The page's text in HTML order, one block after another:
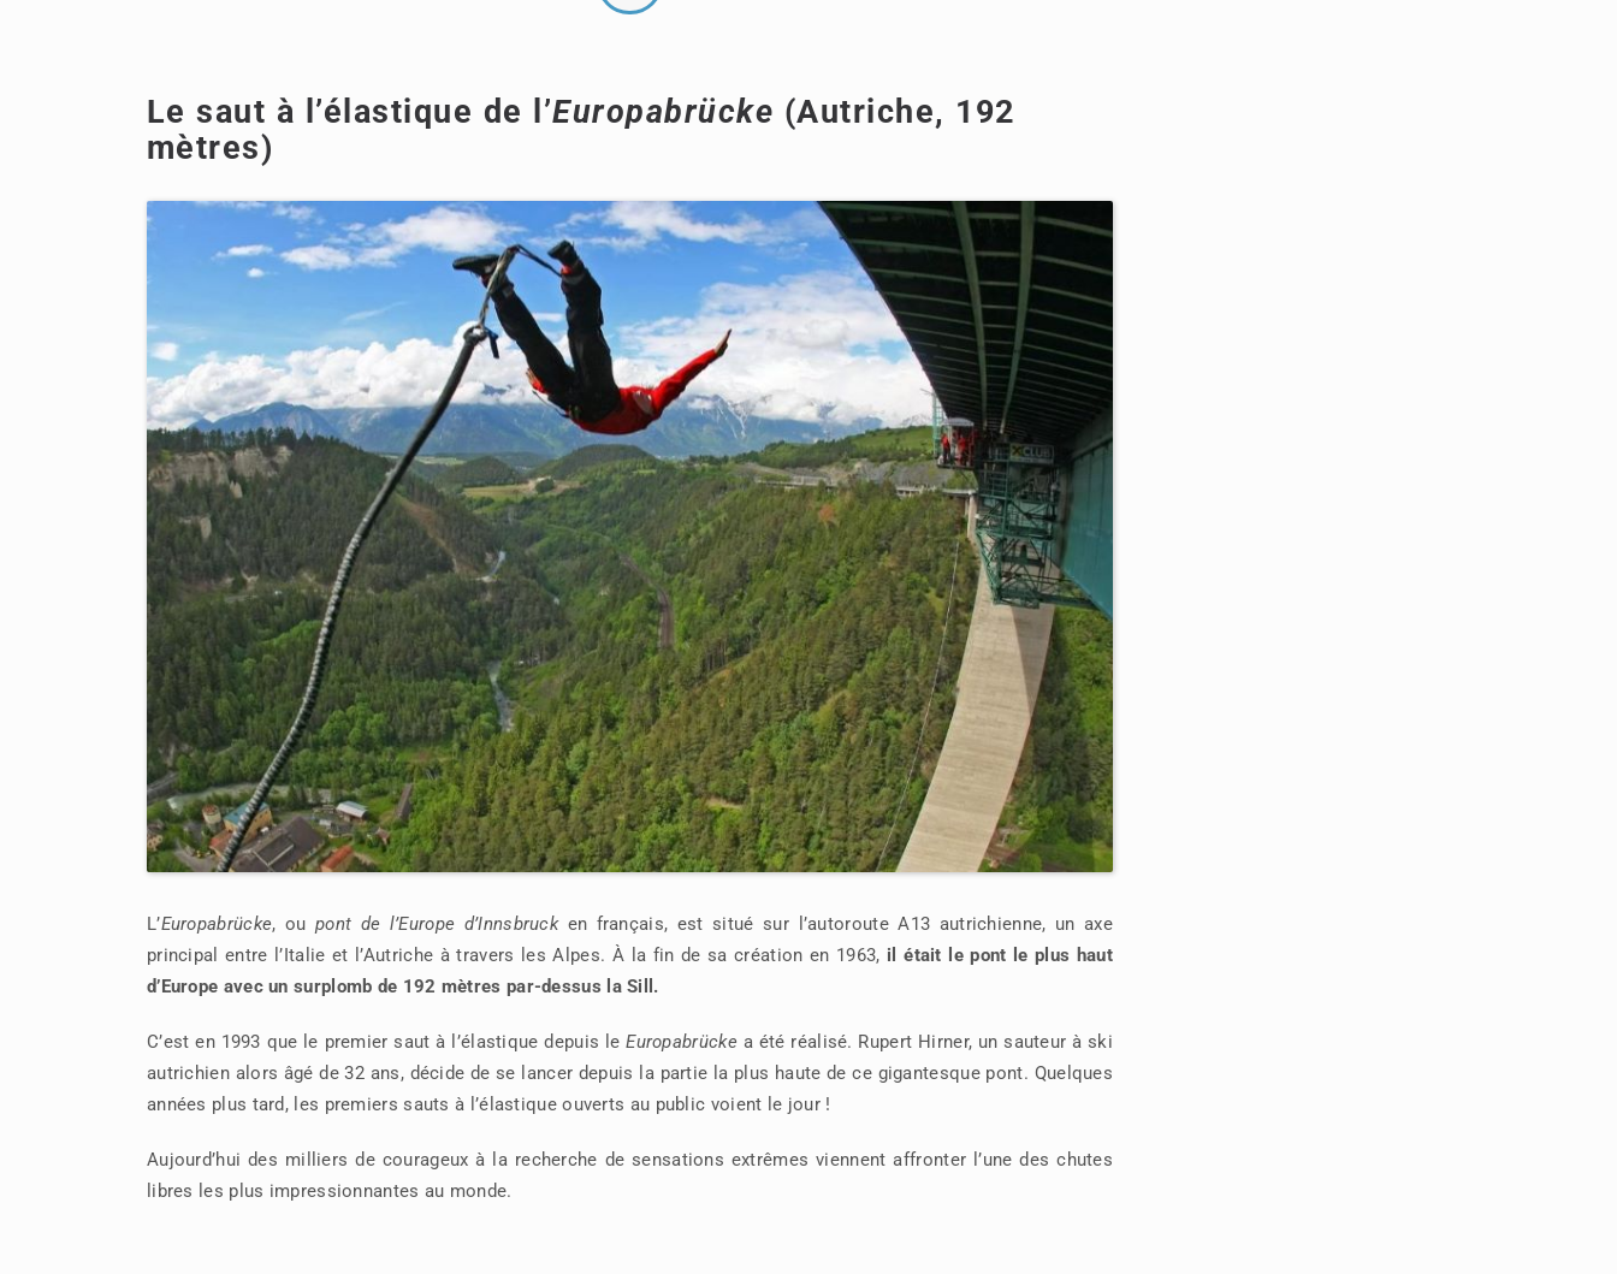
Le saut à l’élastique de l’Europabrücke (Autriche, 192
mètres)
L’Europabrücke, oupont de l’Europe d’Innsbrucken français, est situé sur l’autoroute A13 autrichienne, un axe
principal entre l’Italie et l’Autriche à travers les Alpes. À la fin de sa création en 1963, il était le pont le plus haut
d’Europe avec un surplomb de 192 mètres par-dessus la Sill.
C’est en 1993 que le premier saut à l’élastique depuis leEuropabrücke a été réalisé. Rupert Hirner, un sauteur à ski
autrichien alors âgé de 32 ans, décide de se lancer depuis la partie la plus haute de ce gigantesque pont. Quelques
années plus tard, les premiers sauts à l’élastique ouverts au public voient le jour !
Aujourd’hui des milliers de courageux à la recherche de sensations extrêmes viennent affronter l’une des chutes
libres les plus impressionnantes au monde.